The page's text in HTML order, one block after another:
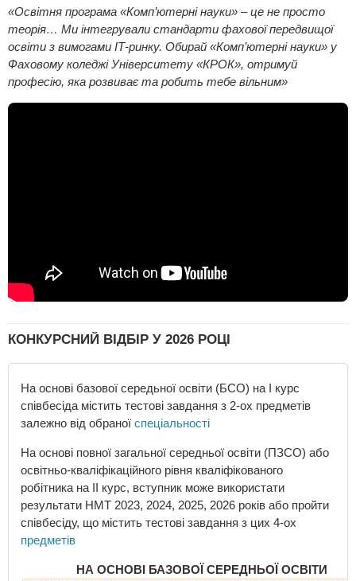
«Освітня програма «Комп’ютерні науки» – це не просто
теорія… Ми інтегрували стандарти фахової передвищої
освіти з вимогами ІТ-ринку. Обирай «Комп’ютерні науки» у
Фаховому коледжі Університету «КРОК», отримуй
професію, яка розвиває та робить тебе вільним»
КОНКУРСНИЙ ВІДБІР У 2026 РОЦІ
На основі базової середьної освіти (БСО) на І курс
співбесіда містить тестові завдання з 2-ох предметів
залежно від обраної спеціальності
На основі повної загальної середньої освіти (ПЗСО) або
освітньо-кваліфікаційного рівня кваліфікованого
робітника на ІІ курс, вступник може використати
результати НМТ 2023, 2024, 2025, 2026 років або пройти
співбесіду, що містить тестові завдання з цих 4-ох
предметів
НА ОСНОВІ БАЗОВОЇ СЕРЕДНЬОЇ ОСВІТИ